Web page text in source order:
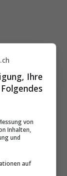
in
Wahl.
Ihre
von
Inhalten,
und
auf